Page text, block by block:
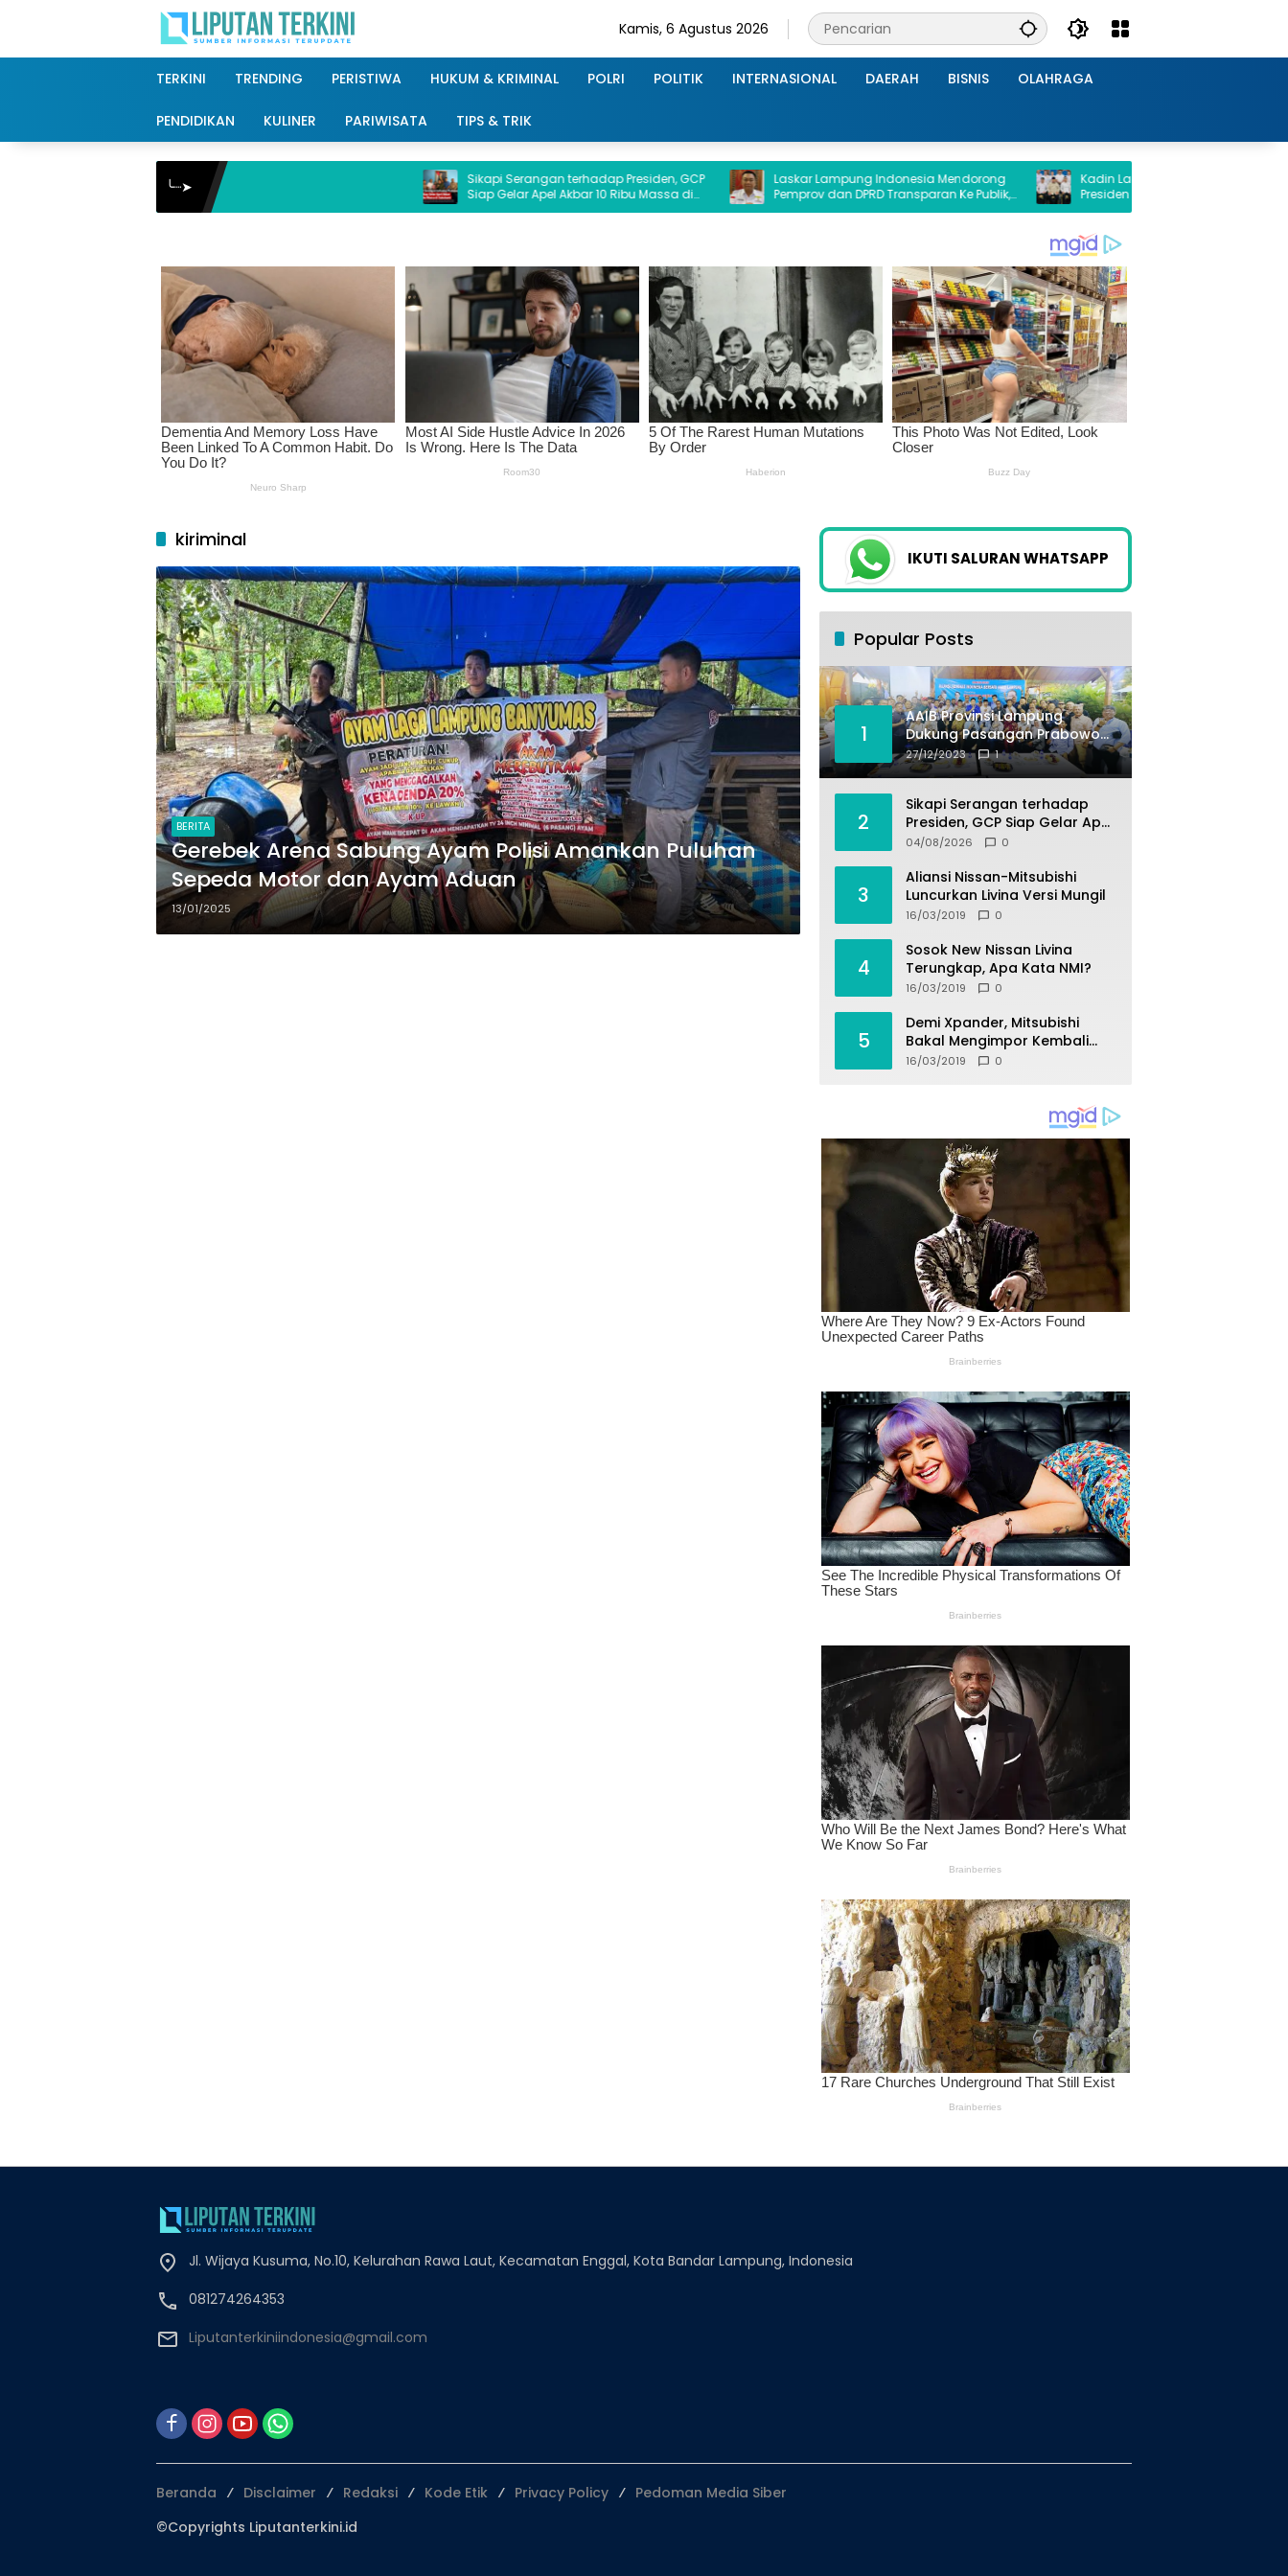
Kamis, 6 Agustus 2026
TERKINI TRENDING PERISTIWA HUKUM & KRIMINAL POLRI POLITIK INTERNASIONAL DAERAH BISNIS OLAHRAGA
PENDIDIKAN KULINER PARIWISATA TIPS & TRIK
╰┈➤
Sikapi Serangan terhadap Presiden, GCP
Siap Gelar Apel Akbar 10 Ribu Massa di
Sukabumi.
Laskar Lampung Indonesia Mendorong
Pemprov dan DPRD Transparan Ke Publik,
Terkait Dana Hibah Ke Kejati Lampung
Kadin Lampung Hadiri Forum Strategis
Presiden Prabowo, Bawa Misi Perkuat
Ekonomi dan Investasi Daerah
kiriminal
BERITA
Gerebek Arena Sabung Ayam Polisi Amankan Puluhan
Sepeda Motor dan Ayam Aduan
13/01/2025
IKUTI SALURAN WHATSAPP
Popular Posts
1
AAIB Provinsi Lampung
Dukung Pasangan Prabowo-
Gibran
27/12/2023 1
2
Sikapi Serangan terhadap
Presiden, GCP Siap Gelar Apel
Akbar 10 Ribu Massa di
04/08/2026 0
3
Aliansi Nissan-Mitsubishi
Luncurkan Livina Versi Mungil
16/03/2019 0
4
Sosok New Nissan Livina
Terungkap, Apa Kata NMI?
16/03/2019 0
5
Demi Xpander, Mitsubishi
Bakal Mengimpor Kembali
Pajero Sport
16/03/2019 0
Jl. Wijaya Kusuma, No.10, Kelurahan Rawa Laut, Kecamatan Enggal, Kota Bandar Lampung, Indonesia
081274264353
Liputanterkiniindonesia@gmail.com
Beranda Disclaimer Redaksi Kode Etik Privacy Policy
Pedoman Media Siber
©Copyrights Liputanterkini.id